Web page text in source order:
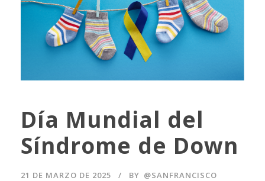
Día Mundial del
Síndrome de Down
21 DE MARZO DE 2025 BY @SANFRANCISCO